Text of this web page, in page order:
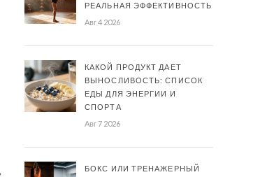
РЕАЛЬНАЯ ЭФФЕКТИВНОСТЬ
Авг 4 2026
КАКОЙ ПРОДУКТ ДАЕТ
ВЫНОСЛИВОСТЬ: СПИСОК
ЕДЫ ДЛЯ ЭНЕРГИИ И
СПОРТА
Авг 7 2026
БОКС ИЛИ ТРЕНАЖЕРНЫЙ